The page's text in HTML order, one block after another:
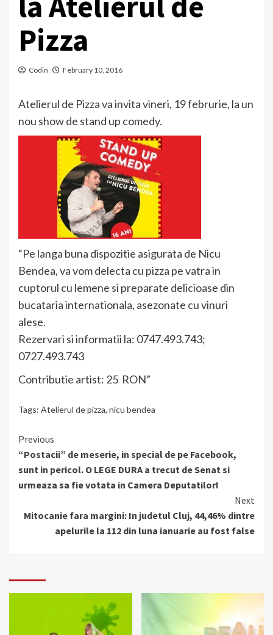
Pizza
Codin February 10, 2016
Atelierul de Pizza va invita vineri, 19 februrie, la un
nou show de stand up comedy.
“Pe langa buna dispozitie asigurata de Nicu
Bendea, va vom delecta cu pizza pe vatra in
cuptorul cu lemene si preparate delicioase din
bucataria internationala, asezonate cu vinuri
alese.
Rezervari si informatii la: 0747.493.743;
0727.493.743
Contributie artist: 25 RON”
Tags: Atelierul de pizza, nicu bendea
Continue
Reading
Previous
“Postacii” de meserie, in special de pe Facebook,
sunt in pericol. O LEGE DURA a trecut de Senat si
urmeaza sa fie votata in Camera Deputatilor!
Next
Mitocanie fara margini: In judetul Cluj, 44,46% dintre
apelurile la 112 din luna ianuarie au fost false